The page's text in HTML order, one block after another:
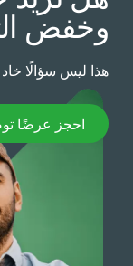
مع العرض التوضيحي.